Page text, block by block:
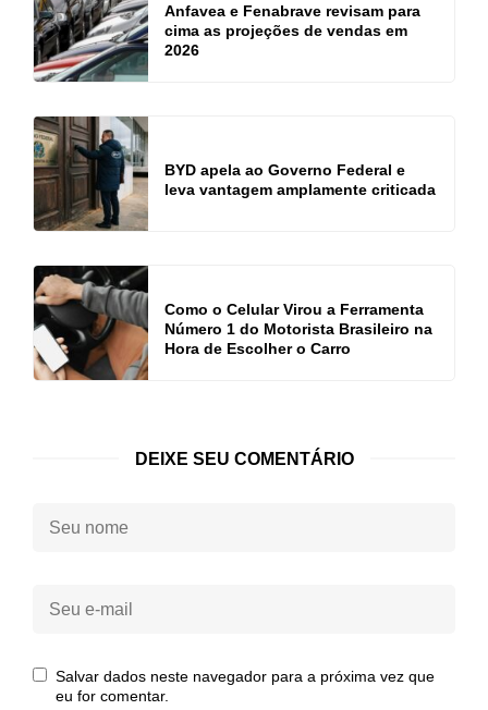
Anfavea e Fenabrave revisam para
cima as projeções de vendas em
2026
BYD apela ao Governo Federal e
leva vantagem amplamente criticada
Como o Celular Virou a Ferramenta
Número 1 do Motorista Brasileiro na
Hora de Escolher o Carro
DEIXE SEU COMENTÁRIO
Seu
nome:
Seu
Salvar dados neste navegador para a próxima vez que
eu for comentar.